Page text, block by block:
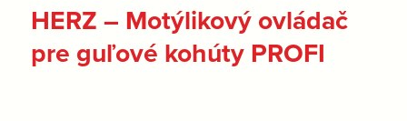
HERZ – Motýlikový ovládač
pre guľové kohúty PROFI